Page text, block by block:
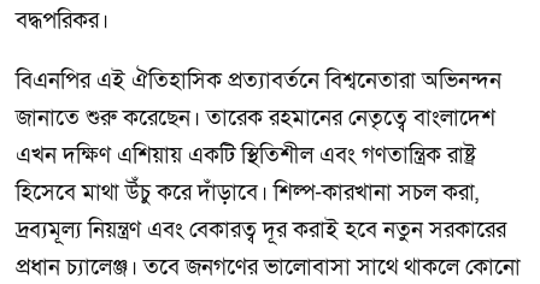
বদ্ধপরিকর।
বিএনপির এই ঐতিহাসিক প্রত্যাবর্তনে বিশ্বনেতারা অভিনন্দন
জানাতে শুরু করেছেন। তারেক রহমানের নেতৃত্বে বাংলাদেশ
এখন দক্ষিণ এশিয়ায় একটি স্থিতিশীল এবং গণতান্ত্রিক রাষ্ট্র
হিসেবে মাথা উঁচু করে দাঁড়াবে। শিল্প-কারখানা সচল করা,
দ্রব্যমূল্য নিয়ন্ত্রণ এবং বেকারত্ব দূর করাই হবে নতুন সরকারের
প্রধান চ্যালেঞ্জ। তবে জনগণের ভালোবাসা সাথে থাকলে কোনো